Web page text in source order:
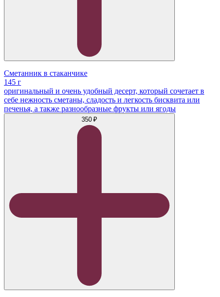
Сметанник в стаканчике
145 г
оригинальный и очень удобный десерт, который сочетает в
себе нежность сметаны, сладость и легкость бисквита или
печенья, а также разнообразные фрукты или ягоды
350 ₽